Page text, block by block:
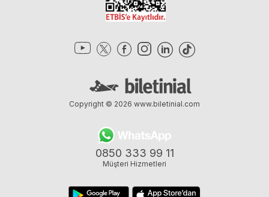
0850 333 99 11
Müşteri Hizmetleri
Copyright © 2026 www.biletinial.com